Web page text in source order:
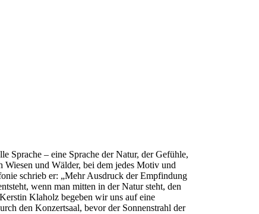
Sprache – eine Sprache der Natur, der Gefühle,
Wiesen und Wälder, bei dem jedes Motiv und
schrieb er: „Mehr Ausdruck der Empfindung
wenn man mitten in der Natur steht, den
Klaholz begeben wir uns auf eine
den Konzertsaal, bevor der Sonnenstrahl der